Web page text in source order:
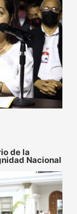
de la
Nacional